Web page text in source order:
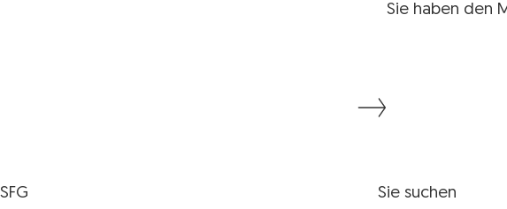
Sie haben den
SFG
Sie suchen